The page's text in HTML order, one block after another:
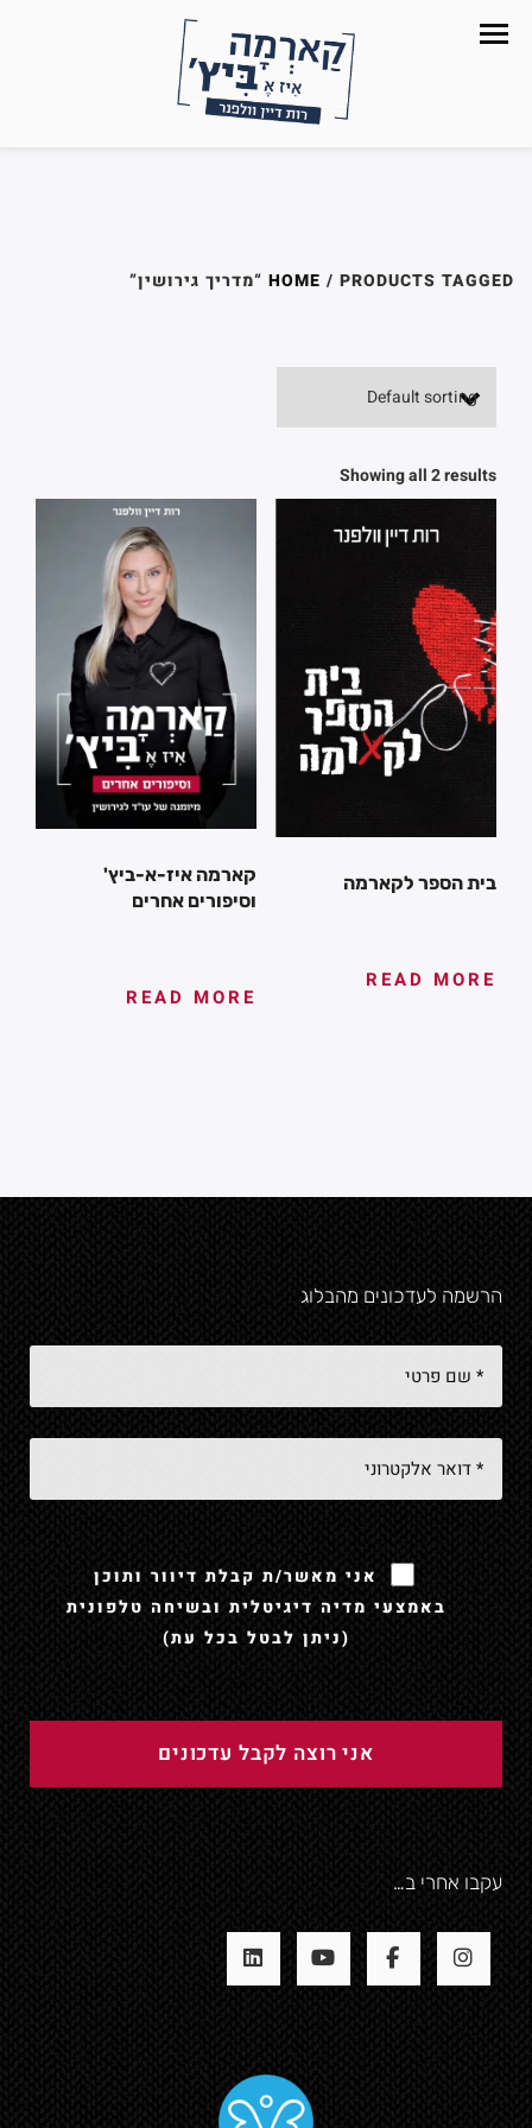
HOME / PRODUCTS TAGGED “מדריך גירושין”
Showing all 2 results
בית הספר לקארמה
READ MORE
קארמה איז-א-ביץ'
וסיפורים אחרים
READ MORE
הרשמה לעדכונים מהבלוג
אני מאשר/ת קבלת דיוור ותוכן
באמצעי מדיה דיגיטלית ובשיחה טלפונית
(ניתן לבטל בכל עת)
עקבו אחרי ב…